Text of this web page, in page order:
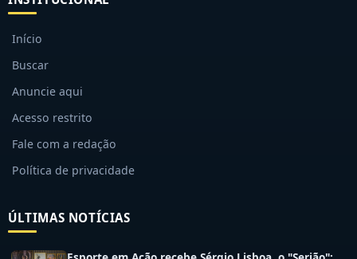
Início
Buscar
Anuncie aqui
Acesso restrito
Fale com a redação
Política de privacidade
ÚLTIMAS NOTÍCIAS